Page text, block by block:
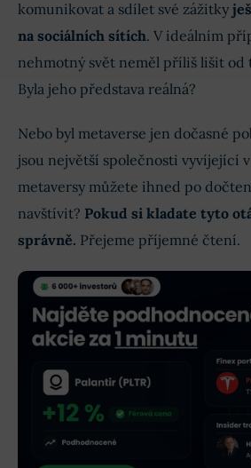
komunikovat a sdílet své zážitky
na sociálních sítích. V ideálním
nehmotný svět neměl příliš lišit od
Byla jeho představa reálná?
Nebo byl metaverse jen dočasné
jsou největší společnosti vyvíjející v
metaversy můžete ihned po
navštívit? Pokud si kladate tyto
správně. Přejeme příjemné čtení.